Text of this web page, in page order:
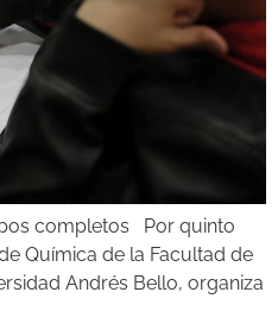
completos Por quinto
Química de la Facultad de
Andrés Bello, organiza